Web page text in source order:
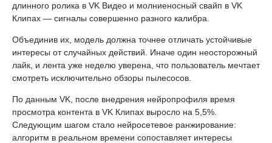
длинного ролика в VK Видео и молниеносный свайп в VK
Клипах — сигналы совершенно разного калибра.
Объединив их, модель должна точнее отличать устойчивые
интересы от случайных действий. Иначе один неосторожный
лайк, и лента уже неделю уверена, что пользователь мечтает
смотреть исключительно обзоры пылесосов.
По данным VK, после внедрения нейропрофиля время
просмотра контента в VK Клипах выросло на 5,5%.
Следующим шагом стало нейросетевое ранжирование:
алгоритм в реальном времени сопоставляет интересы